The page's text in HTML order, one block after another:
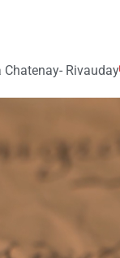
Rivauday